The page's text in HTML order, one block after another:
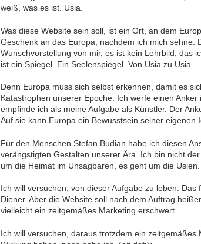
weiß, was es ist. Usia.
Was diese Website sein soll, ist ein Ort, an dem
Geschenk an das Europa, nachdem ich mich sehne.
Wunschvorstellung von mir, es ist kein Lehrbild, das
ist ein Spiegel. Ein Seelenspiegel. Von Usia zu Usia.
Denn Europa muss sich selbst erkennen, damit es
Katastrophen unserer Epoche. Ich werfe einen
empfinde ich als meine Aufgabe als Künstler. Der
Auf sie kann Europa ein Bewusstsein seiner eigenen
Für den Menschen Stefan Budian habe ich diesen
verängstigten Gestalten unserer Ära. Ich bin nicht
um die Heimat im Unsagbaren, es geht um die
Ich will versuchen, von dieser Aufgabe zu leben.
Diener. Aber die Website soll nach dem Auftrag
vielleicht ein zeitgemäßes Marketing erschwert.
Ich will versuchen, daraus trotzdem ein